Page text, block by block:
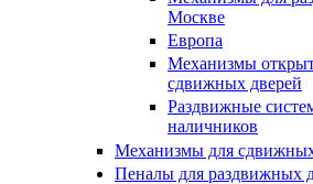
Москве
Европа
Механизмы
сдвижных дверей
Раздвижные
наличников
Механизмы для
Пеналы для раздвижных